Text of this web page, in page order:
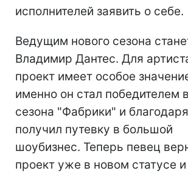
исполнителей заявить о себе.
Ведущим нового сезона
Владимир Дантес. Для
проект имеет особое
именно он стал победителем
сезона "Фабрики" и
получил путевку в большой
шоубизнес. Теперь певец
проект уже в новом статусе